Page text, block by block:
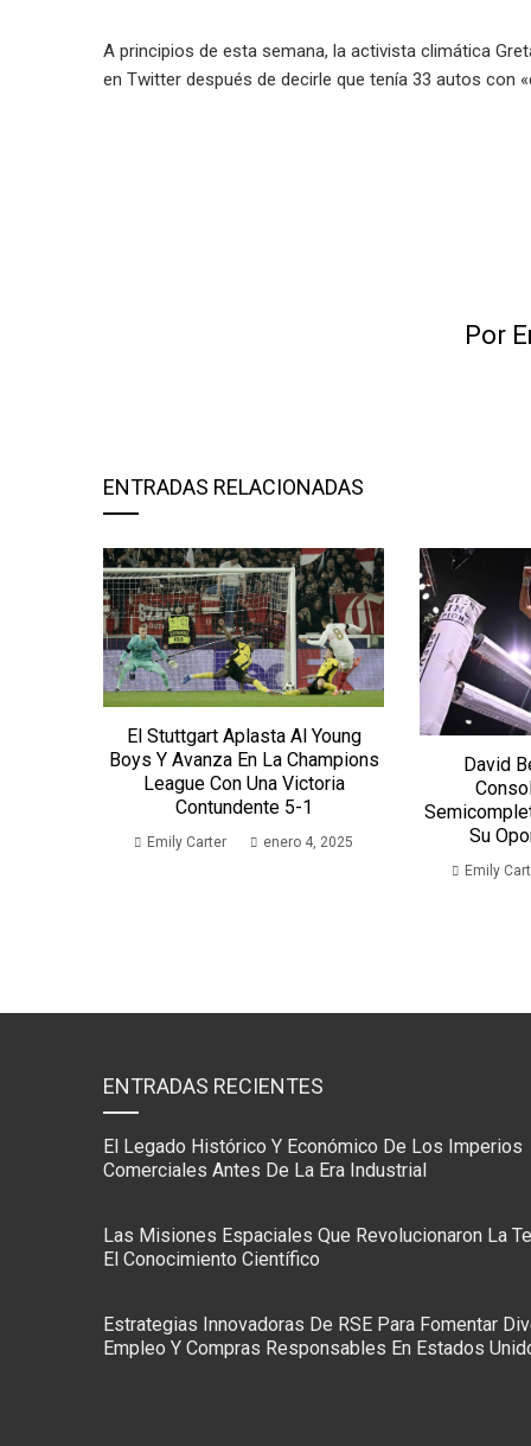
A principios de esta semana, la activista climática
en Twitter después de decirle que tenía 33 autos con
Por
ENTRADAS RELACIONADAS
El Stuttgart Aplasta Al Young
Boys Y Avanza En La Champions
League Con Una Victoria
Contundente 5-1
Emily Carter enero 4, 2025
David
Su
Emily
ENTRADAS RECIENTES
El Legado Histórico Y Económico De Los Imperios
Comerciales Antes De La Era Industrial
Las Misiones Espaciales Que Revolucionaron La
El Conocimiento Científico
Estrategias Innovadoras De RSE Para Fomentar
Empleo Y Compras Responsables En Estados